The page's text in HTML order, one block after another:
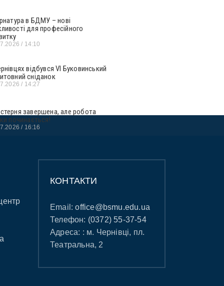
в БДМУ – нові
для професійного
14:10
відбувся VI Буковинський
сніданок
14:27
завершена, але робота
починається!
16:16
КОНТАКТИ
Email:office@bsmu.edu.ua
Телефон: (0372) 55-37-54
Адреса: : м. Чернівці, пл.
Театральна, 2